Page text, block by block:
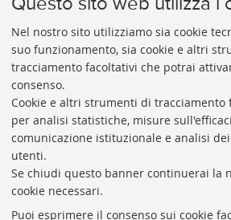
Questo sito web utilizza i
Nel nostro sito utilizziamo sia cookie
suo funzionamento, sia cookie e altri
tracciamento facoltativi che potrai
consenso.
Cookie e altri strumenti di tracciamento
per analisi statistiche, misure
comunicazione istituzionale e analisi
utenti.
Se chiudi questo banner continuerai la
cookie necessari.
Puoi esprimere il consenso sui cookie
UNIVERSITARIA
Presidente: prof. Francesco Citti
Coordinatrice gestionale: Maria Pia
Responsabile Amministrativo: Luigia Di
Via Zamboni, 33/35 - 40126 Bologna (BO)
Tel. +39 051 2088306 - Fax +39 051